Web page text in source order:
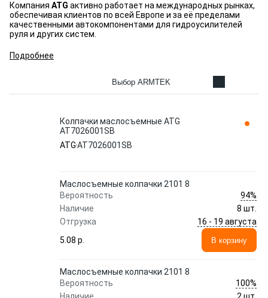
Компания ATG активно работает на международных рынках,
обеспечивая клиентов по всей Европе и за её пределами
качественными автокомпонентами для гидроусилителей
руля и других систем.
Подробнее
Выбор ARMTEK
Колпачки маслосъемные ATG
AT7026001SB
ATGAT7026001SB
Маслосъемные колпачки 2101 8
Вероятность
94%
Наличие
8 шт.
Отгрузка
16 - 19 августа
5.08 p.
В корзину
Маслосъемные колпачки 2101 8
Вероятность
100%